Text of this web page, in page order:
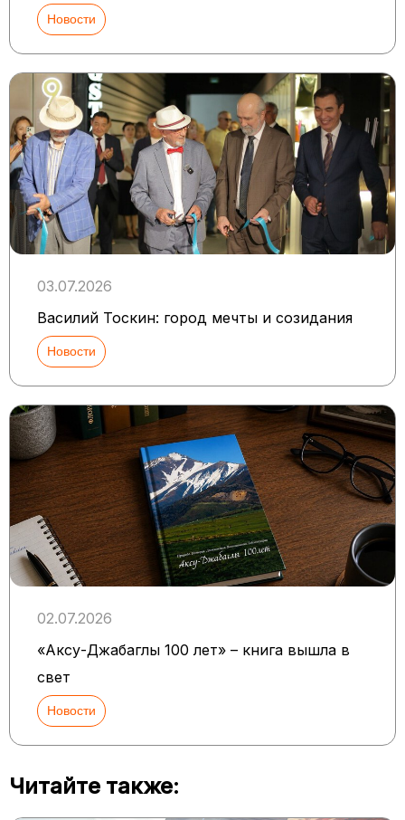
Новости
03.07.2026
Василий Тоскин: город мечты и созидания
Новости
02.07.2026
«Аксу-Джабаглы 100 лет» – книга вышла в
свет
Новости
Читайте также: